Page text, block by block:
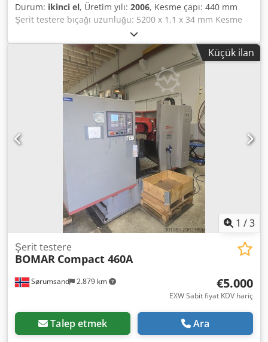
Durum: ikinci el, Üretim yılı: 2006, Kesme çapı: 440 mm
Şerit testere bıçağı uzunluğu: 5200 x 1,1 x 34 mm Kesme
genişliği: 610 x 440 mm Toplam güç ihtiyacı: 3,7 kW Makine
ağırlığı yaklaşık: 0,8 t Yer ihtiyacı yaklaşık: 2,7 x 1,55 x 1,5 m
Yatay şerit testere - Soğutma sistemi - Acil durdurma
Dedpfxey Aa H As Agtekr
Küçük ilan
1 /3
Sørumsand 2.879 km
Şerit testere
BOMAR Compact 460A
€5.000
EXW Sabit fiyat KDV hariç
Talep etmek Ara